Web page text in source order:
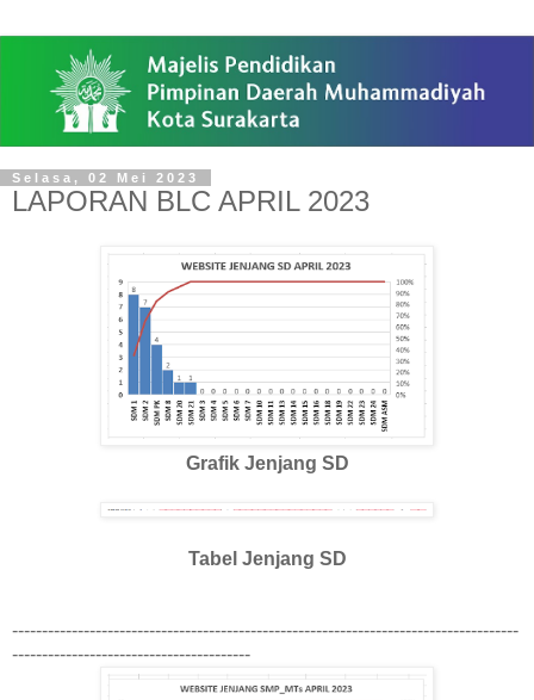
Selasa, 02 Mei 2023
LAPORAN BLC APRIL 2023
Grafik Jenjang SD
Tabel Jenjang SD
-------------------------------------------------------------------------------------
----------------------------------------